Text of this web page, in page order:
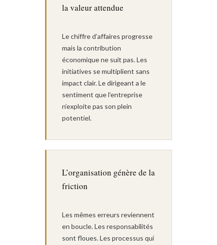
la valeur attendue
Le chiffre d’affaires progresse
mais la contribution
économique ne suit pas. Les
initiatives se multiplient sans
impact clair. Le dirigeant a le
sentiment que l’entreprise
n’exploite pas son plein
potentiel.
L’organisation génère de la
friction
Les mêmes erreurs reviennent
en boucle. Les responsabilités
sont floues. Les processus qui